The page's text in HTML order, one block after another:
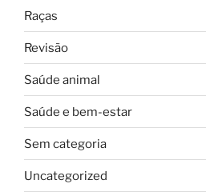
Raças
Revisão
Saúde animal
Saúde e bem-estar
Sem categoria
Uncategorized